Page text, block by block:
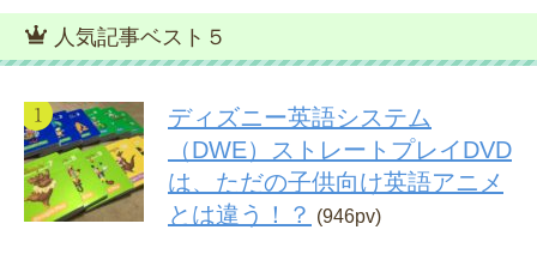
人気記事ベスト５
ディズニー英語システム
（DWE）ストレートプレイDVD
は、ただの子供向け英語アニメ
とは違う！？ (946pv)